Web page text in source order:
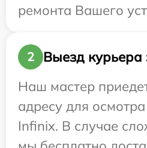
ремонта Вашего
2
Выезд курьера
Наш мастер
адресу для
Infinix. В случае